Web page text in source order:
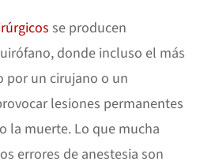
se producen
donde incluso el más
por un cirujano o un
lesiones permanentes
la muerte. Lo que mucha
errores de anestesia son